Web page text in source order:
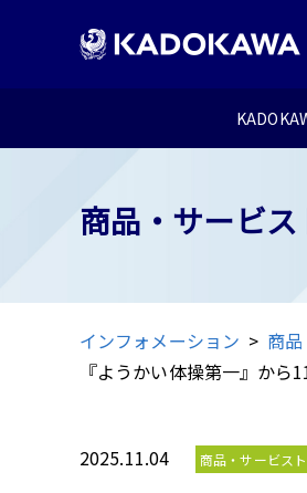
商品・サービ
インフォメーション
商
『ようかい体操第一』か
2025.11.04 商品・サービス